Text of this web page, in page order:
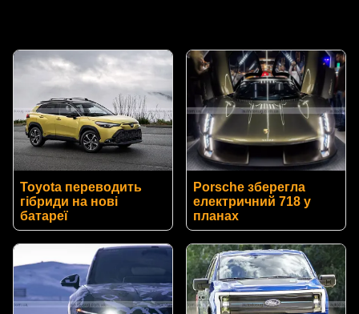
Toyota переводить
гібриди на нові
батареї
Porsche зберегла
електричний 718 у
планах